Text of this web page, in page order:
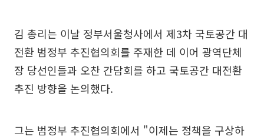
김 총리는 이날 정부서울청사에서 제3차 국토공간 대
전환 범정부 추진협의회를 주재한 데 이어 광역단체
장 당선인들과 오찬 간담회를 하고 국토공간 대전환
추진 방향을 논의했다.
그는 범정부 추진협의회에서 "이제는 정책을 구상하